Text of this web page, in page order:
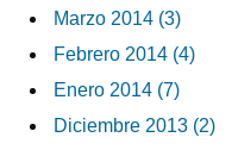
Marzo 2014 (3)
Febrero 2014 (4)
Enero 2014 (7)
Diciembre 2013 (2)